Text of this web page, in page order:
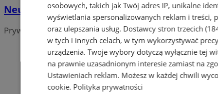
Neuro-Care Clinic
Prywatne gabinety i kliniki
osobowych, takich jak Twój adres IP, unikalne
wyświetlania spersonalizowanych reklam i treści,
oraz ulepszania usług. Dostawcy stron trzecich
w tych i innych celach, w tym wykorzystywać
urządzenia. Twoje wybory dotyczą wyłącznie tej
na prawnie uzasadnionym interesie zamiast na
Ustawieniach reklam. Możesz w każdej chwili
cookie. Polityka prywatności